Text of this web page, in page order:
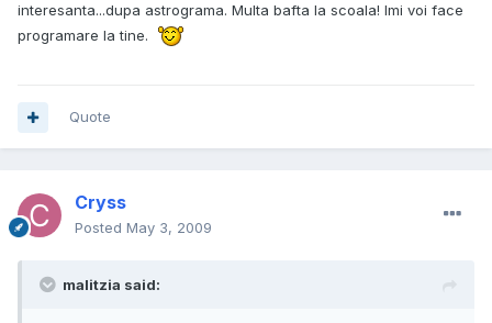
interesanta...dupa astrograma. Multa bafta la scoala! Imi voi face
programare la tine.
Quote
Cryss
Posted May 3, 2009
malitzia said: